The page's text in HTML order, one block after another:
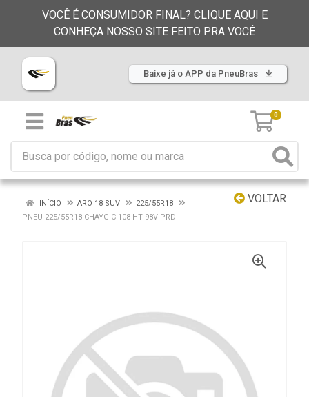
VOCÊ É CONSUMIDOR FINAL? CLIQUE AQUI E
CONHEÇA NOSSO SITE FEITO PRA VOCÊ
Baixe já o APP da PneuBras
0
VOLTAR
INÍCIO ARO 18 SUV
225/55R18
PNEU 225/55R18 CHAYG C-108 HT 98V PRD